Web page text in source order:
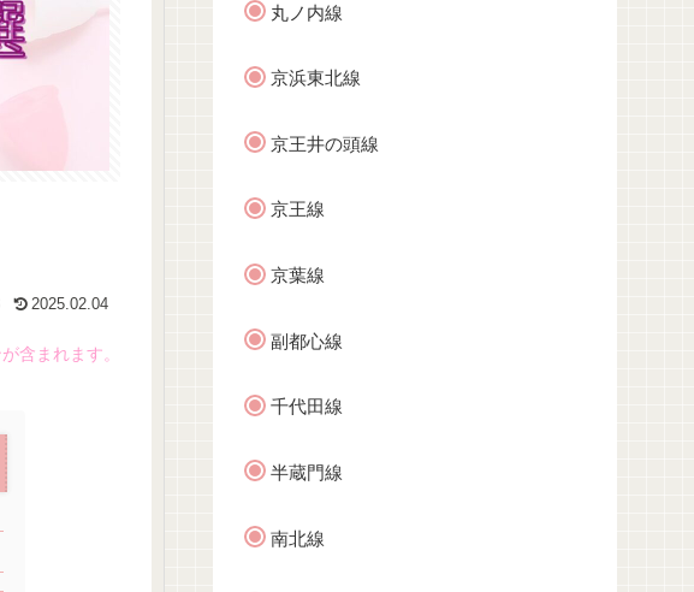
2025.02.04
含まれます。
丸ノ内線
京浜東北線
京王井の頭線
京王線
京葉線
副都心線
千代田線
半蔵門線
南北線